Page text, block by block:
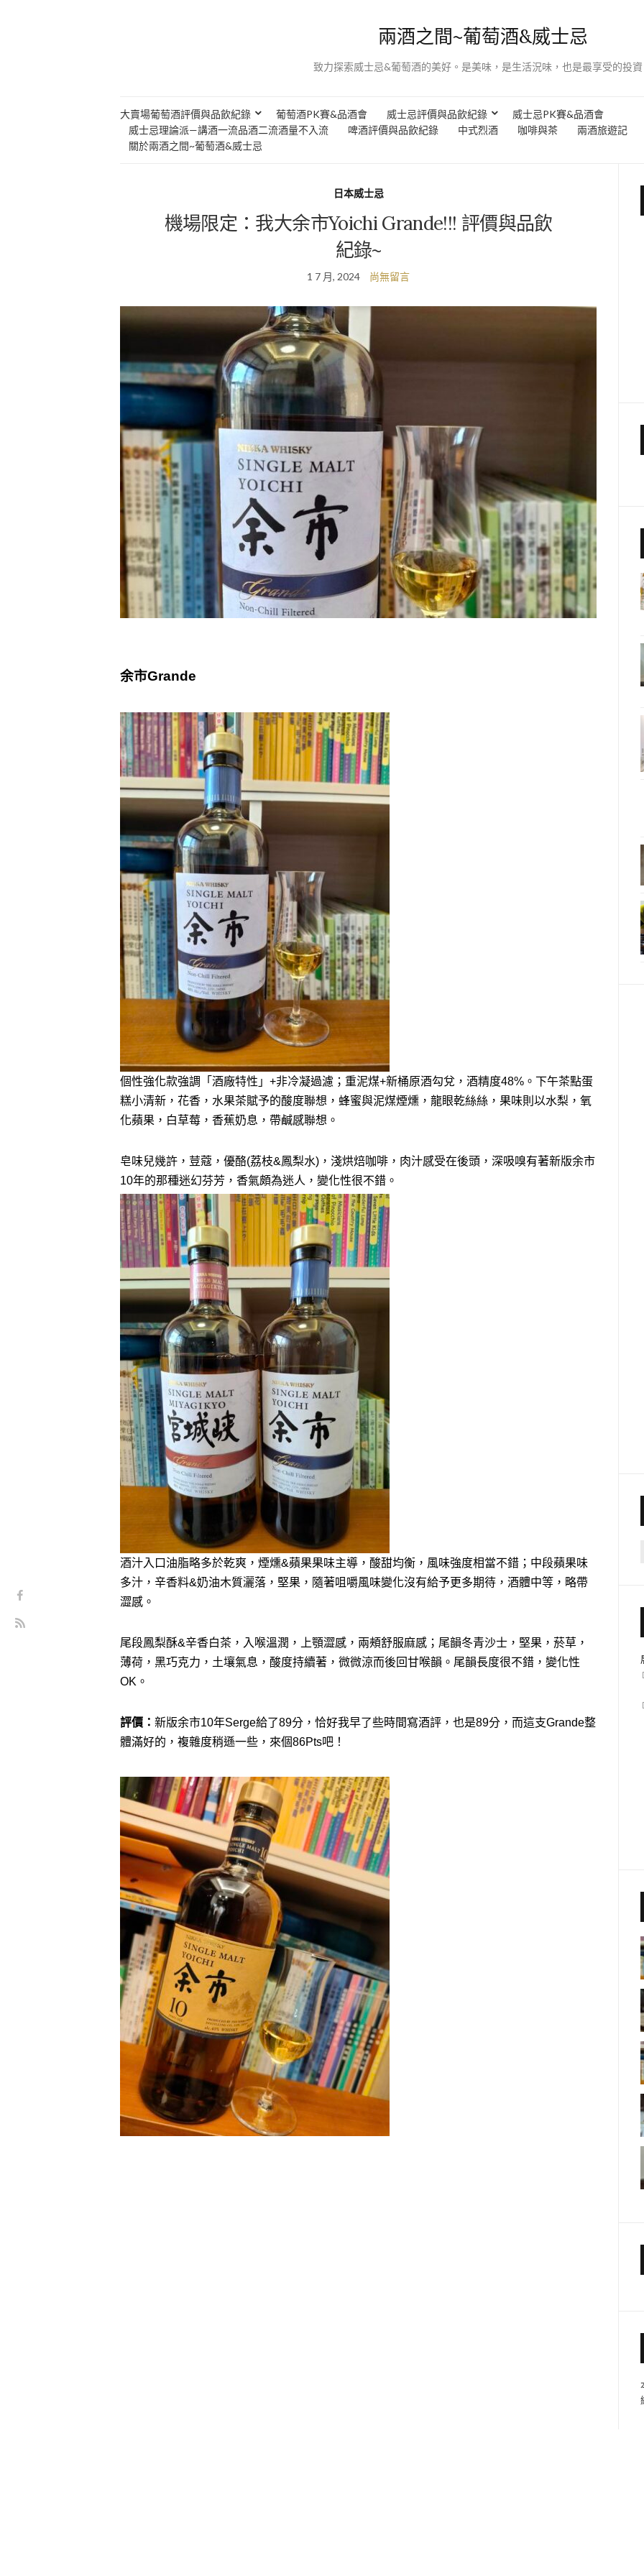
兩酒之間~葡萄酒&威士忌
致力探索威士忌&葡萄酒的美好。是美味，是生活況味，也是最享受的投資
大賣場葡萄酒評價與品飲紀錄 葡萄酒PK賽&品酒會 威士忌評價與品飲紀錄
威士忌PK賽&品酒會
威士忌理論派—講酒一流品酒二流酒量不入流
啤酒評價與品飲紀錄 中式烈酒 咖啡與茶 兩酒旅遊記
關於兩酒之間~葡萄酒&威士忌
日本威士忌
機場限定：我大余市Yoichi Grande!!! 評價與品飲
紀錄~
1 7 月, 2024 尚無留言
余市Grande
個性強化款強調「酒廠特性」+非冷凝過濾；重泥煤+新桶原酒勾兌，酒精度48%。下午茶點蛋
糕小清新，花香，水果茶賦予的酸度聯想，蜂蜜與泥煤煙燻，龍眼乾絲絲，果味則以水梨，氧
化蘋果，白草莓，香蕉奶息，帶鹹感聯想。
皂味兒幾許，荳蔻，優酪(荔枝&鳳梨水)，淺烘焙咖啡，肉汁感受在後頭，深吸嗅有著新版余市
10年的那種迷幻芬芳，香氣頗為迷人，變化性很不錯。
酒汁入口油脂略多於乾爽，煙燻&蘋果果味主導，酸甜均衡，風味強度相當不錯；中段蘋果味
多汁，辛香料&奶油木質灑落，堅果，隨著咀嚼風味變化沒有給予更多期待，酒體中等，略帶
澀感。
尾段鳳梨酥&辛香白茶，入喉溫潤，上顎澀感，兩頰舒服麻感；尾韻冬青沙士，堅果，菸草，
薄荷，黑巧克力，土壤氣息，酸度持續著，微微涼而後回甘喉韻。尾韻長度很不錯，變化性
OK。
評價： 新版余市10年Serge給了89分，恰好我早了些時間寫酒評，也是89分，而這支Grande整
體滿好的，複雜度稍遜一些，來個86Pts吧！